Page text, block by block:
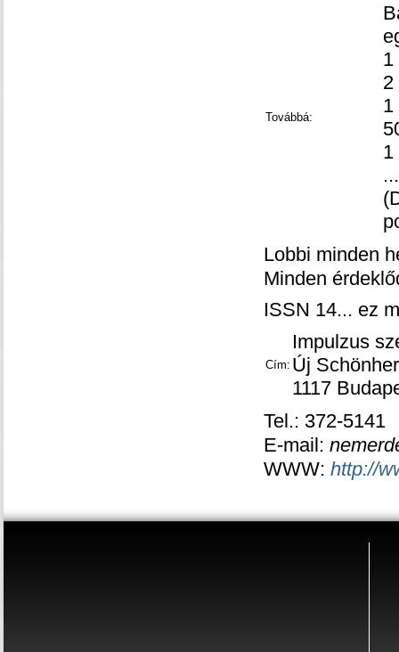
Továbbá:
1
2
1
1
Lobbi minden
Minden
ISSN 14... ez
Cím:
Impulzus
Új
1117
Tel.: 372-5141
E-mail:
WWW: http://